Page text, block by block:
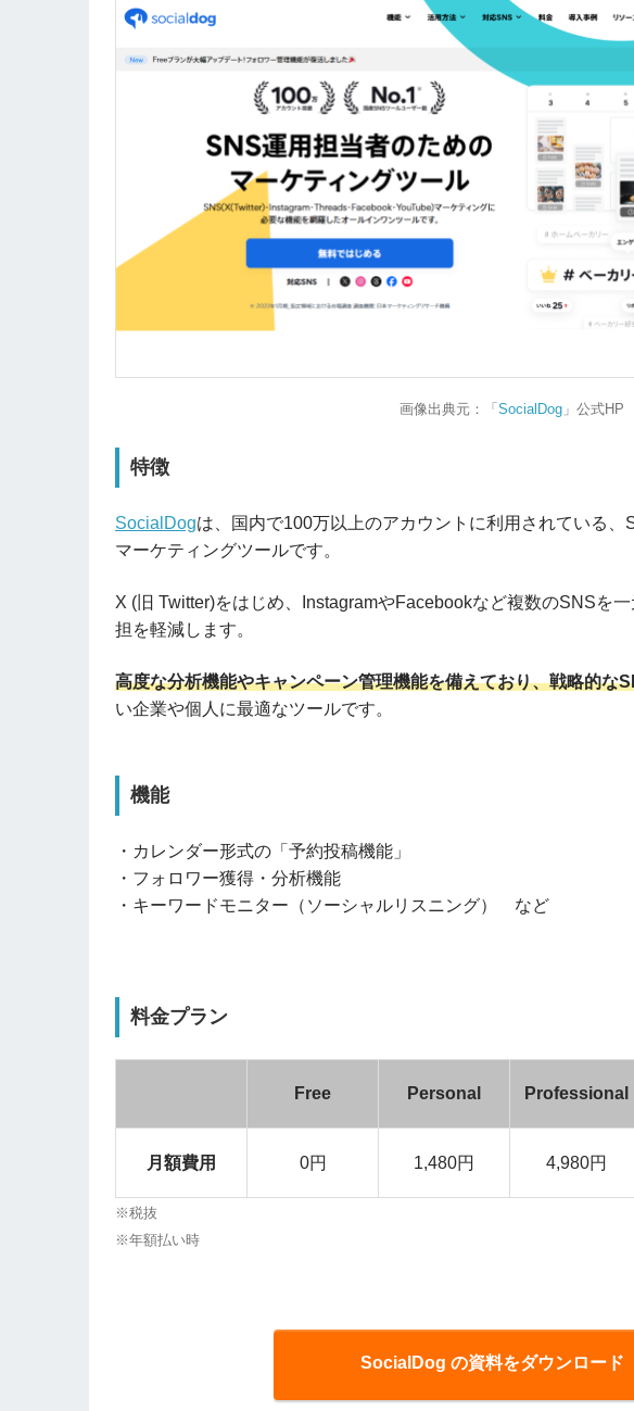
画像出典元：「 SocialDog」公式HP
特徴
SocialDogは、国内で100万以上のアカウントに利用されている
マーケティングツールです。
X (旧 Twitter)をはじめ、InstagramやFacebookなど複数のSNSを
担を軽減します。
高度な分析機能やキャンペーン管理機能を備えており、戦略的な
い企業や個人に最適なツールです。
機能
・カレンダー形式の「予約投稿機能」
・フォロワー獲得・分析機能
・キーワードモニター（ソーシャルリスニング） など
料金プラン
Free Personal Professional
月額費用 0円 1,480円 4,980円
※税抜
※年額払い時
SocialDog の資料をダウンロード